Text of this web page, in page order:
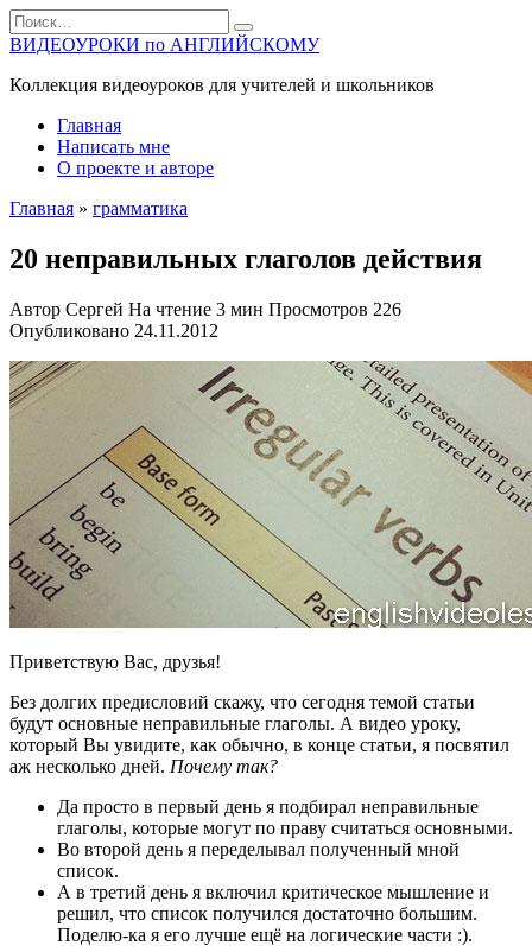
Перейти
к
содержанию
Search
for:
ВИДЕОУРОКИ по АНГЛИЙСКОМУ
Коллекция видеоуроков для учителей и школьников
Главная
Написать мне
О проекте и авторе
Главная » грамматика
20 неправильных глаголов действия
Автор Сергей На чтение 3 мин Просмотров 226
Опубликовано 24.11.2012
Приветствую Вас, друзья!
Без долгих предисловий скажу, что сегодня темой статьи
будут основные неправильные глаголы. А видео уроку,
который Вы увидите, как обычно, в конце статьи, я посвятил
аж несколько дней. Почему так?
Да просто в первый день я подбирал неправильные
глаголы, которые могут по праву считаться основными.
Во второй день я переделывал полученный мной
список.
А в третий день я включил критическое мышление и
решил, что список получился достаточно большим.
Поделю-ка я его лучше ещё на логические части :).